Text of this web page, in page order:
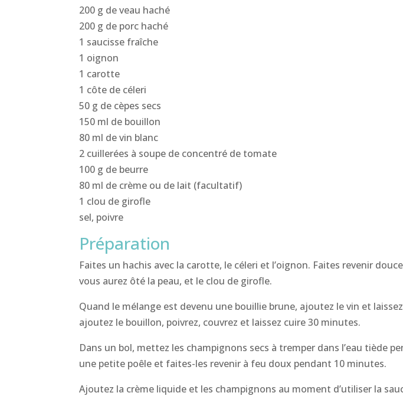
200 g de veau haché
200 g de porc haché
1 saucisse fraîche
1 oignon
1 carotte
1 côte de céleri
50 g de cèpes secs
150 ml de bouillon
80 ml de vin blanc
2 cuillerées à soupe de concentré de tomate
100 g de beurre
80 ml de crème ou de lait (facultatif)
1 clou de girofle
sel, poivre
Préparation
Faites un hachis avec la carotte, le céleri et l’oignon. Faites revenir
vous aurez ôté la peau, et le clou de girofle.
Quand le mélange est devenu une bouillie brune, ajoutez le vin et
ajoutez le bouillon, poivrez, couvrez et laissez cuire 30 minutes.
Dans un bol, mettez les champignons secs à tremper dans l’eau tiède
une petite poêle et faites-les revenir à feu doux pendant 10 minutes.
Ajoutez la crème liquide et les champignons au moment d’utiliser la